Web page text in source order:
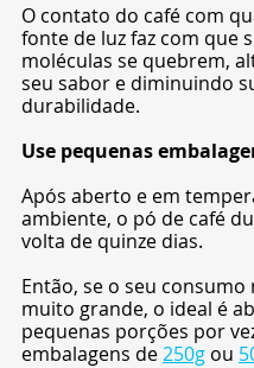
O contato do café com
fonte de luz faz com que
moléculas se quebrem,
seu sabor e diminuindo
durabilidade.
Use pequenas
Após aberto e em
ambiente, o pó de café
volta de quinze dias.
Então, se o seu consumo
muito grande, o ideal é
pequenas porções por
embalagens de 250g ou